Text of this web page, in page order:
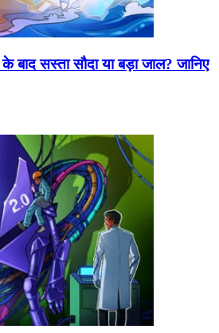
सस्ता सौदा या बड़ा जाल? जानिए